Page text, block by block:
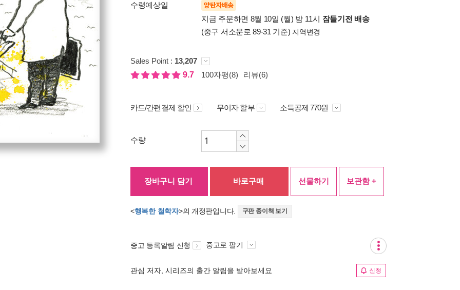
수령예상일 양탄자배송
지금 주문하면 8월 10일 (월) 밤 11시 잠들기전 배송
(중구 서소문로 89-31 기준) 지역변경
Sales Point : 13,207
9.7
100자평(8) 리뷰(6)
카드/간편결제 할인 무이자 할부 소득공제 770원
수량
장바구니 담기 바로구매 선물하기 보관함 +
<행복한 철학자>의 개정판입니다. 구판 종이책 보기
중고 등록알림 신청 중고로 팔기
관심 저자, 시리즈의 출간 알림을 받아보세요 신청